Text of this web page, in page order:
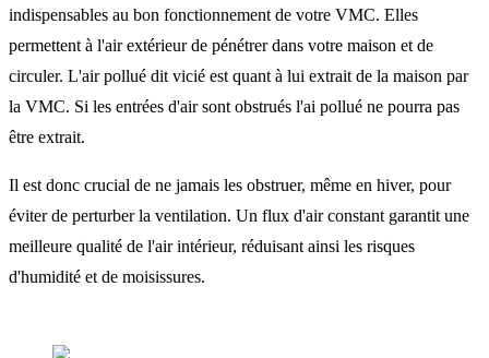
indispensables au bon fonctionnement de votre VMC. Elles
permettent à l'air extérieur de pénétrer dans votre maison et de
circuler. L'air pollué dit vicié est quant à lui extrait de la maison par
la VMC. Si les entrées d'air sont obstrués l'ai pollué ne pourra pas
être extrait.
Il est donc crucial de ne jamais les obstruer, même en hiver, pour
éviter de perturber la ventilation. Un flux d'air constant garantit une
meilleure qualité de l'air intérieur, réduisant ainsi les risques
d'humidité et de moisissures.